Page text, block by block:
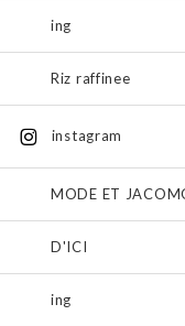
ing
Riz raffinee
instagram
MODE ET
D'ICI
ing